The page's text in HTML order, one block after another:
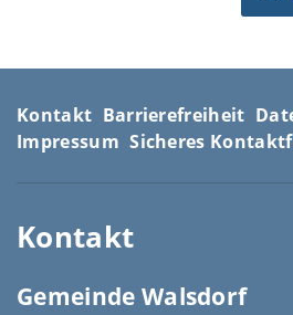
Kontakt Barrierefreiheit
Impressum Sicheres
Kontakt
Gemeinde Walsdorf